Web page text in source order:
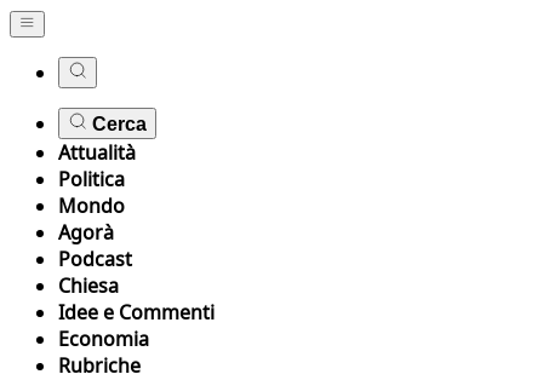
Cerca
Attualità
Politica
Mondo
Agorà
Podcast
Chiesa
Idee e Commenti
Economia
Rubriche